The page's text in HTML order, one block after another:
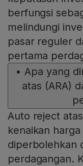
berfungsi
melindungi
pasar reguler
pertama
• Apa yang
atas (ARA)
Auto reject
kenaikan
diperbolehkan
perdagangan.